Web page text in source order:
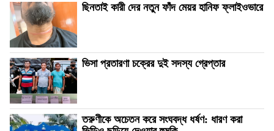
ছিনতাই কারী দের নতুন ফাঁদ মেয়র হানিফ ফ্লাইওভারে
ভিসা প্রতারণা চক্রের দুই সদস্য গ্রেপ্তার
তরুণীকে অচেতন করে সংঘবদ্ধ ধর্ষণ: ধারণ করা